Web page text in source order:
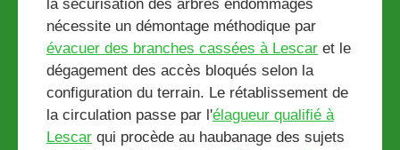
la sécurisation des arbres endommagés
nécessite un démontage méthodique par
évacuer des branches cassées à Lescar et le
dégagement des accès bloqués selon la
configuration du terrain. Le rétablissement de
la circulation passe par l'élagueur qualifié à
Lescar qui procède au haubanage des sujets